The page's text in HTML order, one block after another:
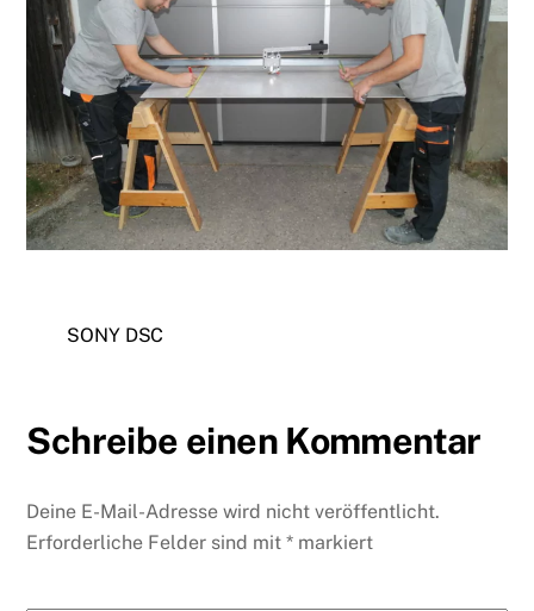
SONY DSC
Schreibe einen Kommentar
Deine E-Mail-Adresse wird nicht veröffentlicht.
Erforderliche Felder sind mit* markiert